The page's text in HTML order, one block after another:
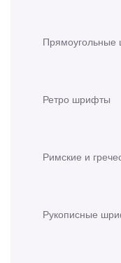
Ретро шрифты
Римские и
Рукописные